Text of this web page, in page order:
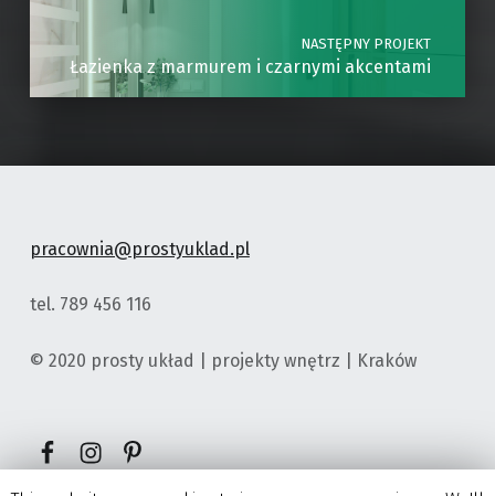
NASTĘPNY PROJEKT
Łazienka z marmurem i czarnymi akcentami
pracownia@prostyuklad.pl
tel. 789 456 116
© 2020 prosty układ | projekty wnętrz | Kraków
Element menu Element menuElement menu